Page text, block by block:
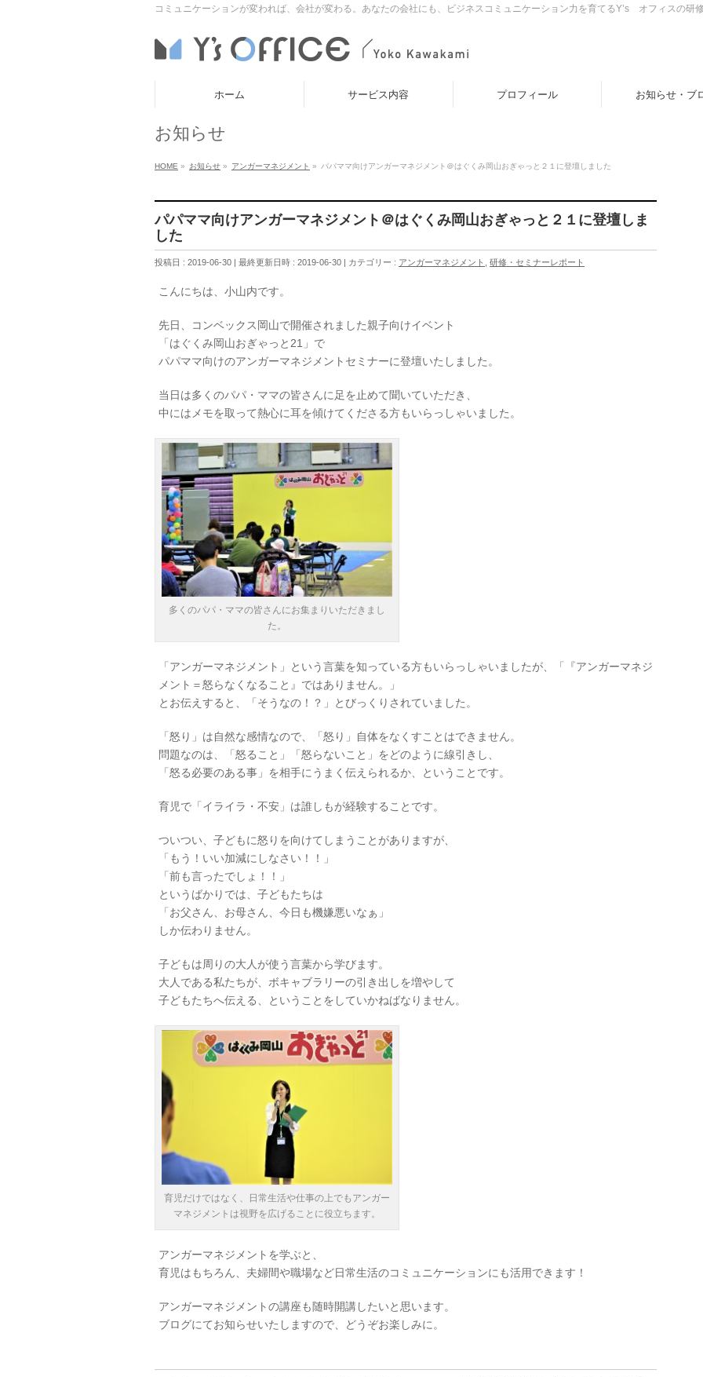
コミュニケーションが変われば、会社が変わる。あなたの会社にも、ビジネスコミュニケーション力を育てるY’s オフィスの研
ホーム サービス内容 プロフィール お知らせ・ブ
お知らせ
HOME » お知らせ » アンガーマネジメント » パパママ向けアンガーマネジメント＠はぐくみ岡山おぎゃっと２１に登壇しました
パパママ向けアンガーマネジメント＠はぐくみ岡山おぎゃっと２１に登壇しま
した
投稿日 : 2019-06-30 最終更新日時 : 2019-06-30 カテゴリー : アンガーマネジメント 研修・セミナーレポート
こんにちは、小山内です。
先日、コンベックス岡山で開催されました親子向けイベント
「はぐくみ岡山おぎゃっと21」で
パパママ向けのアンガーマネジメントセミナーに登壇いたしました。
当日は多くのパパ・ママの皆さんに足を止めて聞いていただき、
中にはメモを取って熱心に耳を傾けてくださる方もいらっしゃいました。
多くのパパ・ママの皆さんにお集まりいただきまし
た。
「アンガーマネジメント」という言葉を知っている方もいらっしゃいましたが、「『アンガーマネジ
メント＝怒らなくなること』ではありません。」
とお伝えすると、「そうなの！？」とびっくりされていました。
「怒り」は自然な感情なので、「怒り」自体をなくすことはできません。
問題なのは、「怒ること」「怒らないこと」をどのように線引きし、
「怒る必要のある事」を相手にうまく伝えられるか、ということです。
育児で「イライラ・不安」は誰しもが経験することです。
ついつい、子どもに怒りを向けてしまうことがありますが、
「もう！いい加減にしなさい！！」
「前も言ったでしょ！！」
というばかりでは、子どもたちは
「お父さん、お母さん、今日も機嫌悪いなぁ」
しか伝わりません。
子どもは周りの大人が使う言葉から学びます。
大人である私たちが、ボキャブラリーの引き出しを増やして
子どもたちへ伝える、ということをしていかねばなりません。
育児だけではなく、日常生活や仕事の上でもアンガー
マネジメントは視野を広げることに役立ちます。
アンガーマネジメントを学ぶと、
育児はもちろん、夫婦間や職場など日常生活のコミュニケーションにも活用できます！
アンガーマネジメントの講座も随時開講したいと思います。
ブログにてお知らせいたしますので、どうぞお楽しみに。